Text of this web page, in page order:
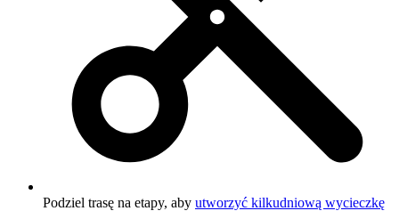
Podziel trasę na etapy, aby utworzyć kilkudniową wycieczkę